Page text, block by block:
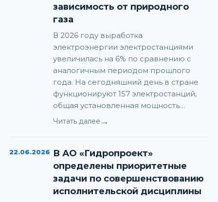
зависимость от природного
газа
В 2026 году выработка
электроэнергии электростанциями
увеличилась на 6% по сравнению с
аналогичным периодом прошлого
года. На сегодняшний день в стране
функционируют 157 электростанций,
общая установленная мощность…
Читать далее →
22.06.2026 В АО «Гидропроект»
определены приоритетные
задачи по совершенствованию
исполнительской дисциплины